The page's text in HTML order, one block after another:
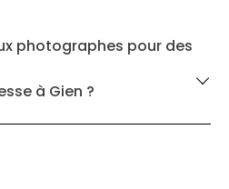
photographes pour des
à Gien ?